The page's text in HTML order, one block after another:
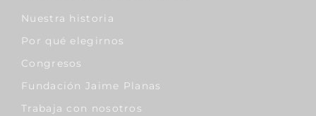
Nuestra historia
Por qué elegirnos
Congresos
Fundación Jaime Planas
Trabaja con nosotros